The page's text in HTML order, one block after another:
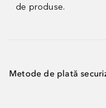
de produse.
Metode de plată